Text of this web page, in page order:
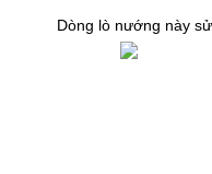
Dòng lò nướng này